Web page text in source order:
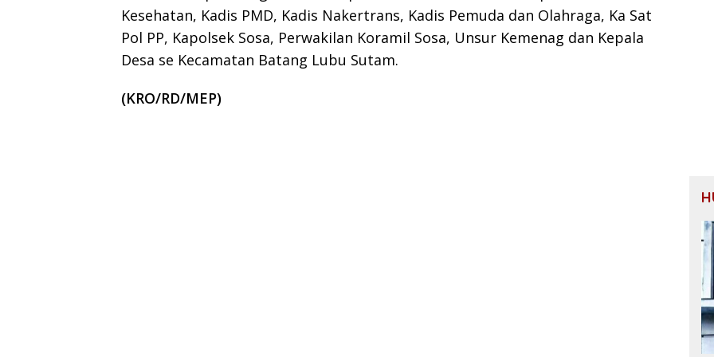
Kesehatan, Kadis PMD, Kadis Nakertrans, Kadis Pemuda dan Olahraga, Ka Sat
Pol PP, Kapolsek Sosa, Perwakilan Koramil Sosa, Unsur Kemenag dan Kepala
Desa se Kecamatan Batang Lubu Sutam.
(KRO/RD/MEP)